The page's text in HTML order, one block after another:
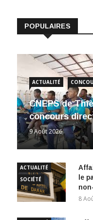
POPULAIRES
ACTUALITÉ
CNEPS de
concours
9 Août 2026
ACTUALITÉ
SOCIÉTÉ
le
8